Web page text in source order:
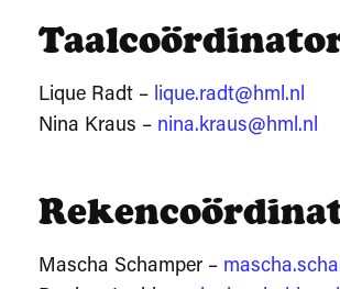
Lique Radt – lique.radt@hml.nl
Nina Kraus – nina.kraus@hml.nl
Mascha Schamper –